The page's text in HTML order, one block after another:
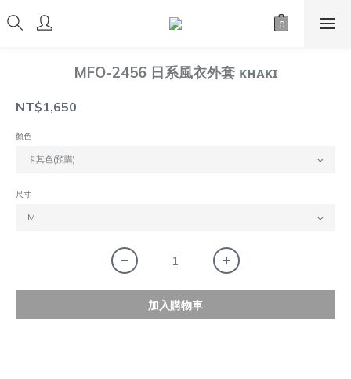
MFO-2456 日系風衣外套 ᴋʜᴀᴋɪ
NT$1,650
顏色
尺寸
加入購物車